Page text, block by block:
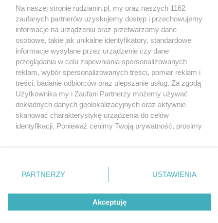
Wydawca mediów lokalnych
Nie zapomnij
zapoznać się z:
polityką prywatności regulamin korzystania z portali
Twojemiasto
Piekary Śląskie
Chorzów
Tarnowskie Góry
Gliwice
Skontakuj sięz nami
Kontakt
Wydawca
Redakcja
Na naszej stronie rudzianin.pl, my oraz naszych 1162
zaufanych partnerów uzyskujemy dostęp i przechowujemy
informacje na urządzeniu oraz przetwarzamy dane
osobowe, takie jak unikalne identyfikatory, standardowe
informacje wysyłane przez urządzenie czy dane
przeglądania w celu zapewniania spersonalizowanych
reklam, wybór spersonalizowanych treści, pomiar reklam i
treści, badanie odbiorców oraz ulepszanie usług. Za zgodą
Użytkownika my i Zaufani Partnerzy możemy używać
dokładnych danych geolokalizacyjnych oraz aktywnie
skanować charakterystykę urządzenia do celów
identyfikacji. Ponieważ cenimy Twoją prywatność, prosimy
prywatności znajdujący się w lewym dolnym rogu strony
. Niektóre rodzaje przetwarzania danych nie wymagają
zgody użytkownika, ale masz prawo sprzeciwić się
takiemu przetwarzaniu. Preferencje będą miały
zastosowania tylko na tej witrynie.
PARTNERZY USTAWIENIA
Akceptuję